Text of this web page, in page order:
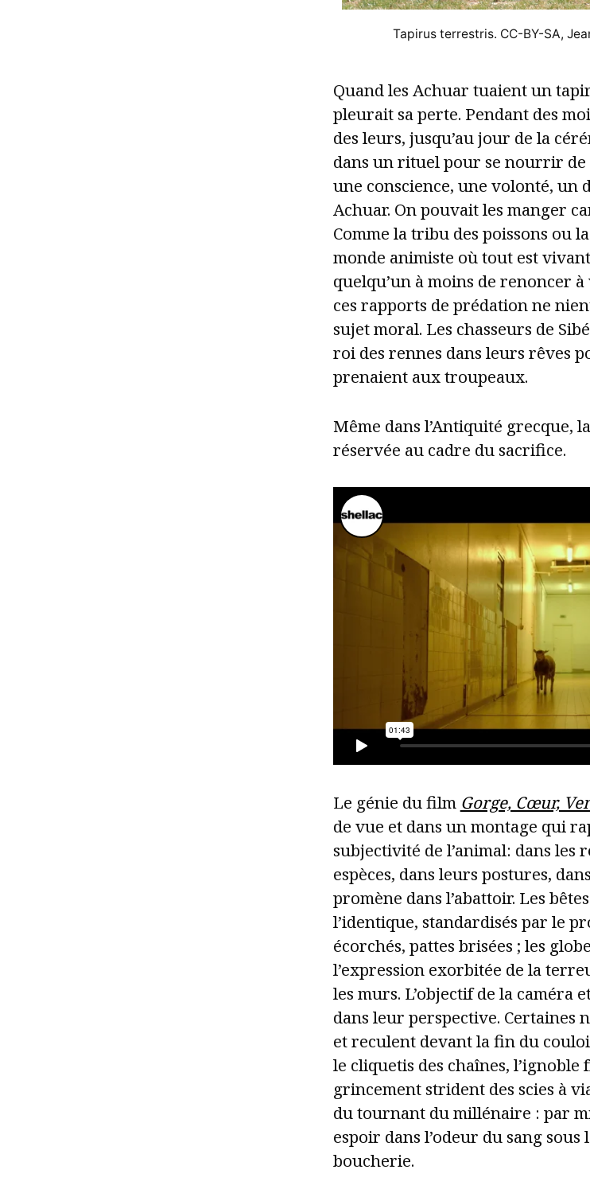
Tapirus terrestris. CC-BY-SA,
Quand les Achuar tuaient un
pleurait sa perte. Pendant des
des leurs, jusqu’au jour de la
dans un rituel pour se nourrir de
une conscience, une volonté, un
Achuar. On pouvait les manger
Comme la tribu des poissons ou
monde animiste où tout est
quelqu’un à moins de renoncer
ces rapports de prédation ne
sujet moral. Les chasseurs de
roi des rennes dans leurs rêves
prenaient aux troupeaux.
Même dans l’Antiquité grecque,
réservée au cadre du sacrifice.
Le génie du film Gorge, Cœur,
de vue et dans un montage qui
subjectivité de l’animal: dans les
espèces, dans leurs postures,
promène dans l’abattoir. Les
l’identique, standardisés par le
écorchés, pattes brisées ; les
l’expression exorbitée de la
les murs. L’objectif de la caméra
dans leur perspective. Certaines
et reculent devant la fin du
le cliquetis des chaînes, l’ignoble
grincement strident des scies à
du tournant du millénaire : par
espoir dans l’odeur du sang
boucherie.